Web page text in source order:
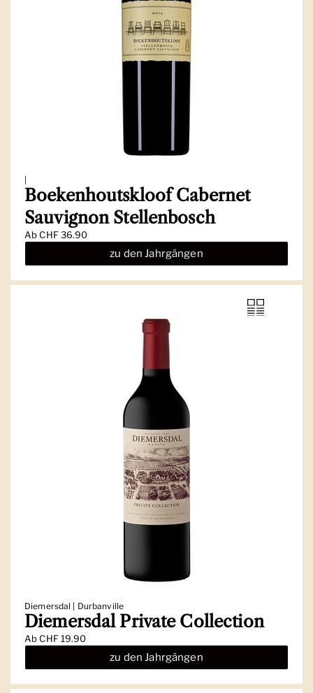
|
Boekenhoutskloof Cabernet
Sauvignon Stellenbosch
AbCHF 36.90
zu den Jahrgängen
Diemersdal | Durbanville
Diemersdal Private Collection
AbCHF 19.90
zu den Jahrgängen